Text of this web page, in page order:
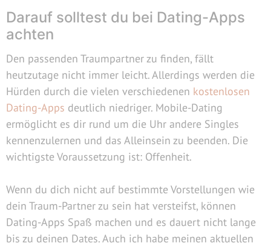
Darauf solltest du bei Dating-Apps
achten
Den passenden Traumpartner zu finden, fällt
heutzutage nicht immer leicht. Allerdings werden die
Hürden durch die vielen verschiedenen kostenlosen
Dating-Apps deutlich niedriger. Mobile-Dating
ermöglicht es dir rund um die Uhr andere Singles
kennenzulernen und das Alleinsein zu beenden. Die
wichtigste Voraussetzung ist: Offenheit.
Wenn du dich nicht auf bestimmte Vorstellungen wie
dein Traum-Partner zu sein hat versteifst, können
Dating-Apps Spaß machen und es dauert nicht lange
bis zu deinen Dates. Auch ich habe meinen aktuellen